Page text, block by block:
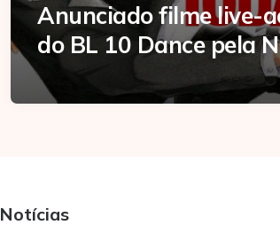
Anunciado filme live-
do BL 10 Dance pela
Notícias